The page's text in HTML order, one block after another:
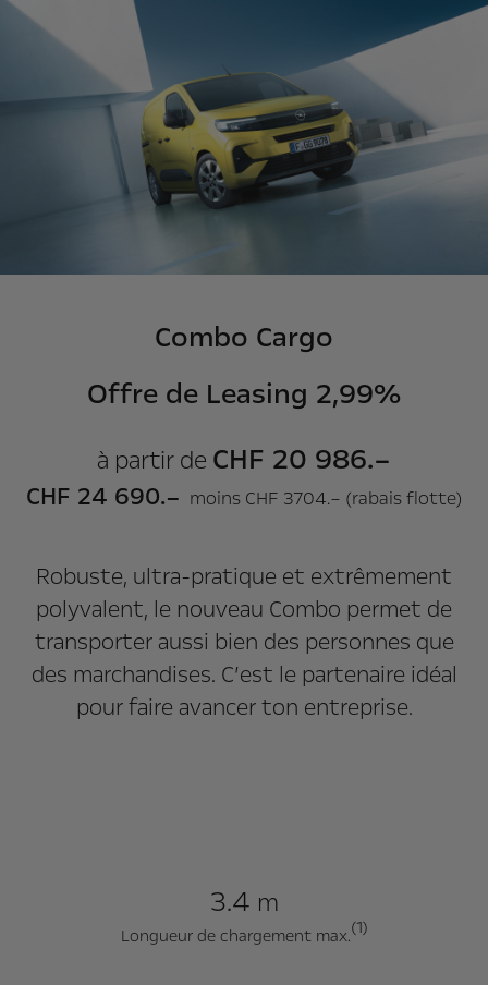
Combo Cargo
Offre de Leasing 2,99%
à partir de CHF 20 986.–
CHF 24 690.– moins CHF 3704.– (rabais flotte)
Robuste, ultra-pratique et extrêmement
polyvalent, le nouveau Combo permet de
transporter aussi bien des personnes que
des marchandises. C’est le partenaire idéal
pour faire avancer ton entreprise.
3.4 m
Longueur de chargement max.(1)